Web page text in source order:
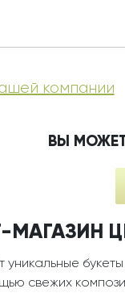
компании
ВЫ
МАГАЗИН
свежих